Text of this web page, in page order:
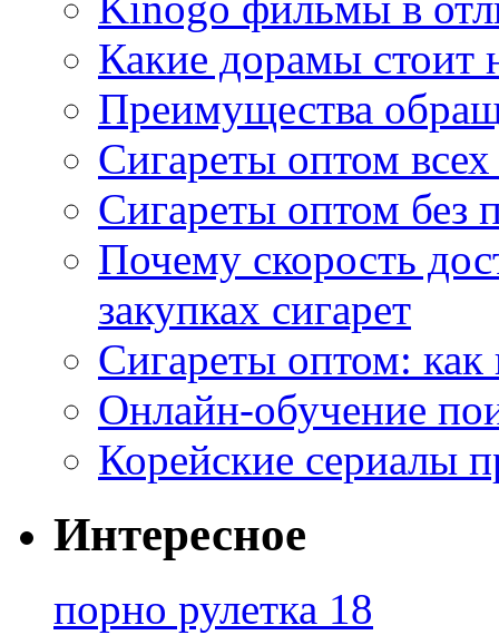
Какие дорамы стоит
Преимущества
Сигареты оптом
Сигареты оптом без
Почему скорость
закупках сигарет
Сигареты оптом:
Онлайн-обучение
Корейские сериалы
Интересное
порно рулетка 18